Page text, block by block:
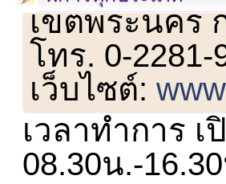
เขตพระนคร
โทร. 0-2281-
เว็บไซต์:
เวลาทำการ
08.30น.-